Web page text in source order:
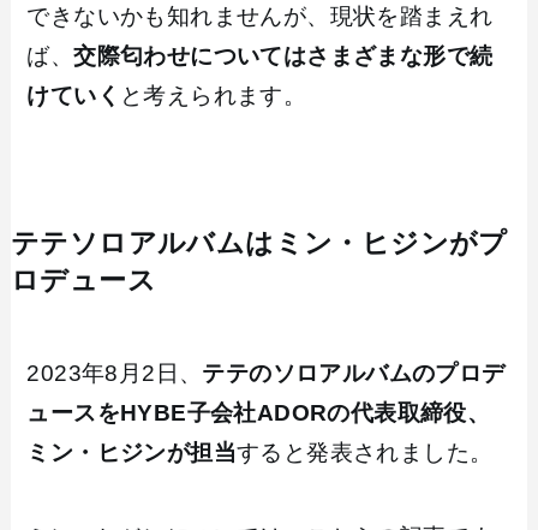
できないかも知れませんが、現状を踏まえれ
ば、交際匂わせについてはさまざまな形で続
けていく と考えられます。
テテソロアルバムはミン・ヒジンがプ
ロデュース
2023年8月2日、 テテのソロアルバムのプロデ
ュースをHYBE子会社ADORの代表取締役、
ミン・ヒジンが担当すると発表されました。